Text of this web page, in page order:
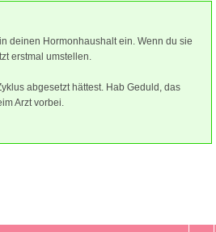
deinen Hormonhaushalt ein. Wenn du sie
erstmal umstellen.
abgesetzt hättest. Hab Geduld, das
Arzt vorbei.